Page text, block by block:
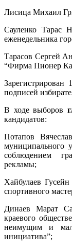
Лисица Михаил
Сауленко Тарас
еженедельника
Тарасов Сергей
“Фирма Пионер
подписей
В ходе выборов
кандидатов:
Потапов
муниципального
соблюдением
рекламы;
Хайбулаев
спортивного
Динаев Марат
краевого
неимущим и
инициатива”;